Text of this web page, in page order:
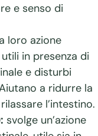
e senso di
loro azione
in presenza di
e disturbi
a ridurre la
l’intestino.
svolge un’azione